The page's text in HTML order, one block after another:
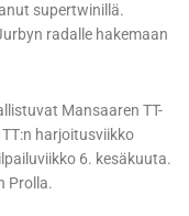
supertwinillä.
radalle hakemaan
Mansaaren TT-
harjoitusviikko
6. kesäkuuta.
Prolla.